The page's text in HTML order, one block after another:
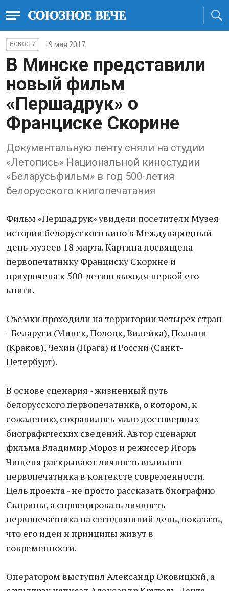
НОВОСТИ 19 мая 2017
В Минске представили
новый фильм
«Першадрук» о
Франциске Скорине
Документальную ленту сняли на студии
«Летопись» Национальной киностудии
«Беларусьфильм» в год 500-летия
белорусского книгопечатания
Фильм «Першадрук» увидели посетители Музея
истории белорусского кино в Международный
день музеев 18 марта. Картина посвящена
первопечатнику Франциску Скорине и
приурочена к 500-летию выходя первой его
книги.
Съемки проходили на территории четырех стран
- Беларуси (Минск, Полоцк, Вилейка), Польши
(Краков), Чехии (Прага) и России (Санкт-
Петербург).
В основе сценария - жизненный путь
белорусского первопечатника, о котором, к
сожалению, сохранилось мало достоверных
биографических сведений. Автор сценария
фильма Владимир Мороз и режиссер Игорь
Чищеня раскрывают личность великого
первопечатника в контексте современности.
Цель проекта - не просто рассказать биографию
Скорины, а спроецировать личность
первопечатника на сегодняшний день, показать,
что его идеи и принципы живут в
современности.
Оператором выступил Александр Оковицкий, а